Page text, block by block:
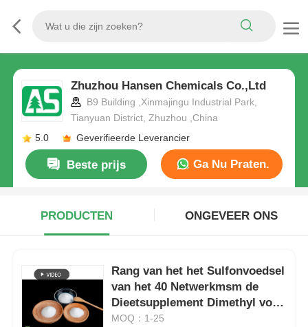
Zhuzhou Hansen Chemicals Co.,Ltd
B9 Building ,Xinmajingu Industrial Park,
Tianyuan District, Zhuzhou ,China
5.0
Geverifieerde Leverancier
Beste prijs Ga Nu Praten.
PRODUCTEN ONGEVEER ONS
Rang van het het Sulfonvoedsel
van het 40 Netwerkmsm de
Dieetsupplement Dimethyl voor
Spierschade
MOQ：1-25